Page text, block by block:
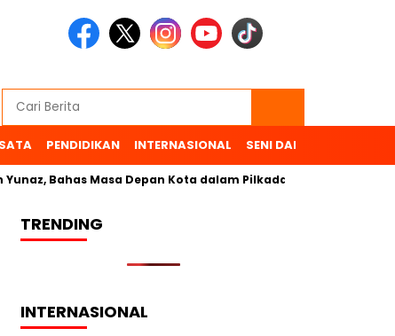
PENDIDIKAN INTERNASIONAL SENI DAN BUDAYA
Bahas Masa Depan Kota dalam Pilkada
TRENDING
INTERNASIONAL